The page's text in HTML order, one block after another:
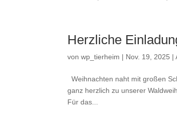
Herzliche
vonwp_tierheim | Nov. 19, 2025 |
Weihnachten naht mit großen
ganz herzlich zu unserer
Für das...